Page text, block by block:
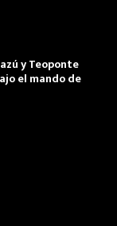
y Teoponte
el mando de